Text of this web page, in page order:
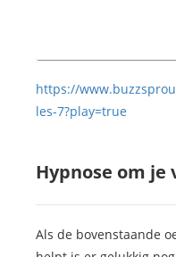
https://
les-7?play=true
Hypnose om
Als de bovenstaande